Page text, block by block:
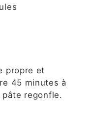
propre et
45 minutes à
pâte regonfle.